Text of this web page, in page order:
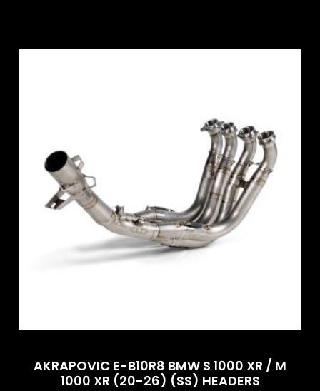
AKRAPOVIC E-B10R8 BMW S 1000 XR / M
1000 XR (20-26) (SS) HEADERS